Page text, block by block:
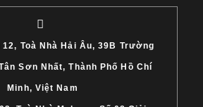
Toà Nhà Hải Âu, 39B Trường
Sơn Nhất, Thành Phố Hồ Chí
Minh, Việt Nam